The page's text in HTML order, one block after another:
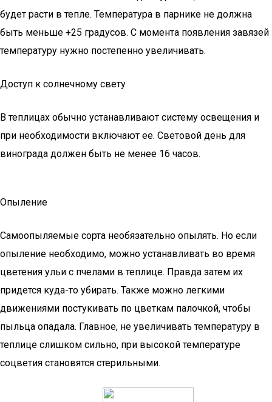
будет расти в тепле. Температура в парнике не должна
быть меньше +25 градусов. С момента появления завязей
температуру нужно постепенно увеличивать.
Доступ к солнечному свету
В теплицах обычно устанавливают систему освещения и
при необходимости включают ее. Световой день для
винограда должен быть не менее 16 часов.
Опыление
Самоопыляемые сорта необязательно опылять. Но если
опыление необходимо, можно устанавливать во время
цветения ульи с пчелами в теплице. Правда затем их
придется куда-то убирать. Также можно легкими
движениями постукивать по цветкам палочкой, чтобы
пыльца опадала. Главное, не увеличивать температуру в
теплице слишком сильно, при высокой температуре
соцветия становятся стерильными.